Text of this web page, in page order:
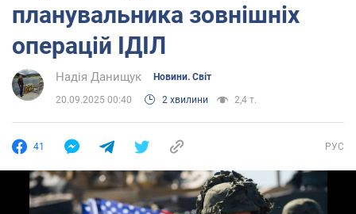
планувальника зовнішніх
операцій ІДІЛ
Надія Данищук Новини. Світ
20.09.2025 00:40 2 хвилини 2,4 т.
41 РУС